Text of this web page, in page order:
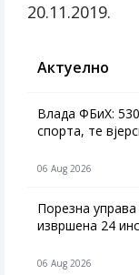
20.11.2019.
Актуелно
Влада ФБиХ:
спорта, те
06 Aug 2026
Порезна
извршена 24
06 Aug 2026